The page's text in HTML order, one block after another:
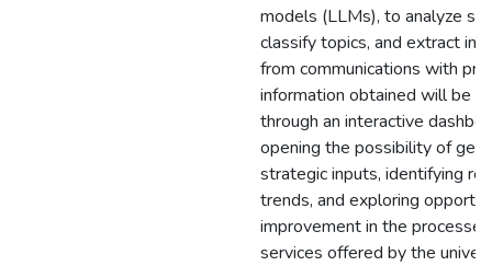
models (LLMs), to analyze
classify topics, and extract
from communications with
information obtained will be
through an interactive
opening the possibility of
strategic inputs, identifying
trends, and exploring
improvement in the
services offered by the